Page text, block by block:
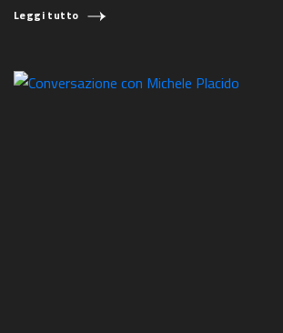
Leggi tutto